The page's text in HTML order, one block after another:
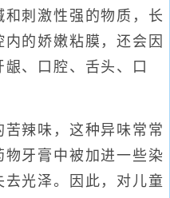
刺激性强的物质，长
的娇嫩粘膜，还会因
、口腔、舌头、口
辣味，这种异味常常
牙膏中被加进一些染
光泽。因此，对儿童